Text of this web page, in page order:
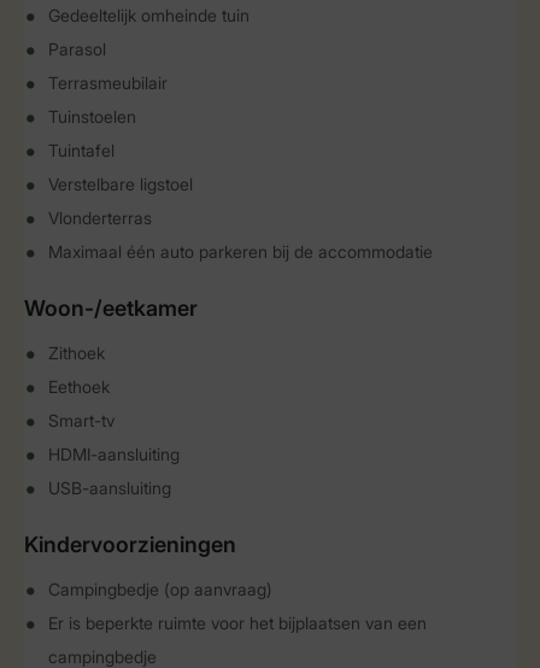
Gedeeltelijk omheinde tuin
Parasol
Terrasmeubilair
Tuinstoelen
Tuintafel
Verstelbare ligstoel
Vlonderterras
Maximaal één auto parkeren bij de accommodatie
Woon-/eetkamer
Zithoek
Eethoek
Smart-tv
HDMI-aansluiting
USB-aansluiting
Kindervoorzieningen
Campingbedje (op aanvraag)
Er is beperkte ruimte voor het bijplaatsen van een
campingbedje